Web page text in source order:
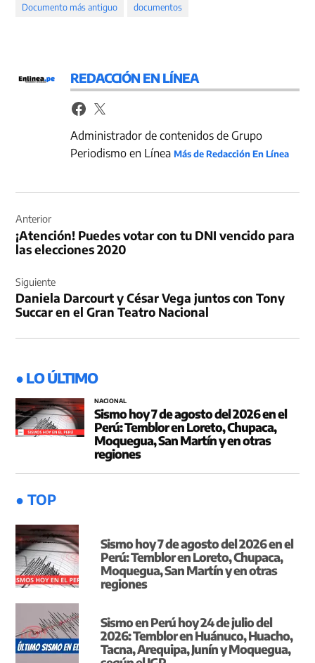
Documento más antiguo documentos
REDACCIÓN EN LÍNEA
Administrador de contenidos de Grupo
Periodismo en LíneaMás de Redacción En Línea
de
entradas
Anterior
¡Atención! Puedes votar con tu DNI vencido para
las elecciones 2020
Siguiente
Daniela Darcourt y César Vega juntos con Tony
Succar en el Gran Teatro Nacional
● LO ÚLTIMO
NACIONAL
Sismo hoy 7 de agosto del 2026 en el
Perú: Temblor en Loreto, Chupaca,
Moquegua, San Martín y en otras
regiones
● TOP
Sismo hoy 7 de agosto del 2026 en el
Perú: Temblor en Loreto, Chupaca,
Moquegua, San Martín y en otras
regiones
Sismo en Perú hoy 24 de julio del
2026: Temblor en Huánuco, Huacho,
Tacna, Arequipa, Junín y Moquegua,